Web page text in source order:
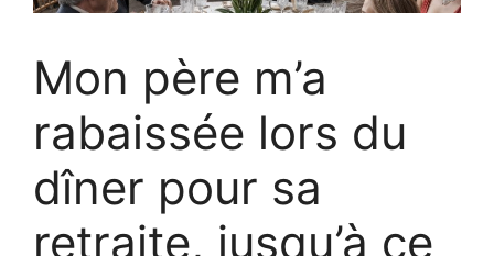
Mon père m’a
rabaissée lors du
dîner pour sa
retraite, jusqu’à ce